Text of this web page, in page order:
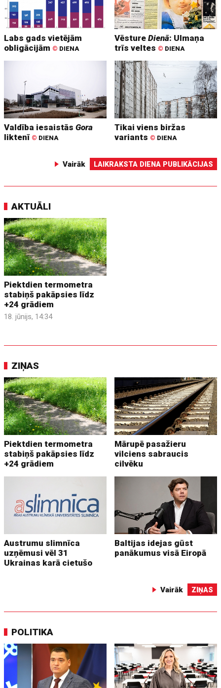
Labs gads vietējām
obligācijām © DIENA
VēstureDienā: Ulmaņa
trīs veltes © DIENA
Valdība iesaistāsGora
liktenī © DIENA
Tikai viens biržas
variants © DIENA
Vairāk LAIKRAKSTA DIENA PUBLIKĀCIJAS
AKTUĀLI
Piektdien termometra
stabiņš pakāpsies līdz
+24 grādiem
18. jūnijs, 14:34
ZIŅAS
Piektdien termometra
stabiņš pakāpsies līdz
+24 grādiem
Mārupē pasažieru
vilciens sabraucis
cilvēku
Austrumu slimnīca
uzņēmusi vēl 31
Ukrainas karā cietušo
Baltijas idejas gūst
panākumus visā Eiropā
Vairāk ZIŅAS
POLITIKA